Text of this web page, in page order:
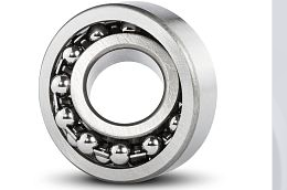
Купить в 1 клик
К сравнению
В избранное
Под заказ